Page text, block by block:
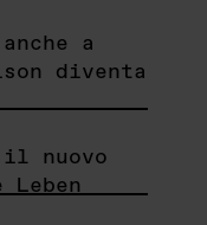
a
diventa
nuovo